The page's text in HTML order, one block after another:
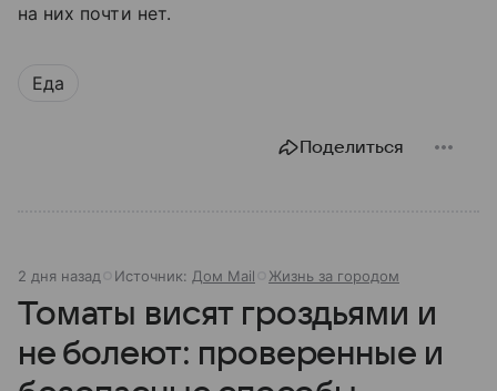
на них почти нет.
Еда
Поделиться
2 дня назад Источник: Дом Mail Жизнь за городом
Томаты висят гроздьями и
не болеют: проверенные и